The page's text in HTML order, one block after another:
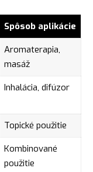
Spôsob aplikácie
Aromaterapia,
masáž
Inhalácia, difúzor
Topické použitie
Kombinované
použitie